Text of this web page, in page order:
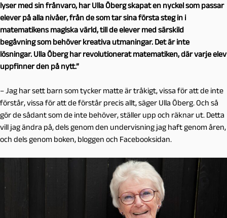
lyser med sin frånvaro, har Ulla Öberg skapat en nyckel som passar
elever på alla nivåer, från de som tar sina första steg in i
matematikens magiska värld, till de elever med särskild
begåvning som behöver kreativa utmaningar. Det är inte
lösningar. Ulla Öberg har revolutionerat matematiken, där varje elev
uppfinner den på nytt.”
– Jag har sett barn som tycker matte är tråkigt, vissa för att de inte
förstår, vissa för att de förstår precis allt, säger Ulla Öberg. Och så
gör de sådant som de inte behöver, ställer upp och räknar ut. Detta
vill jag ändra på, dels genom den undervisning jag haft genom åren,
och dels genom boken, bloggen och Facebooksidan.